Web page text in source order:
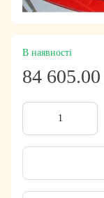
В наявності
84